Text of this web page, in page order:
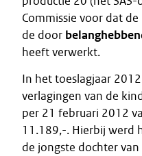
Commissie voor dat
de door
heeft verwerkt.
In het toeslagjaar
verlagingen van de
per 21 februari 2012
11.189,-. Hierbij werd
de jongste dochter van